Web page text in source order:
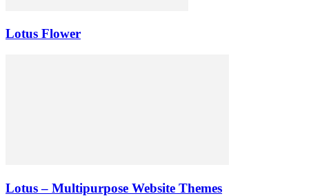
Lotus Flower
Lotus – Multipurpose Website Themes